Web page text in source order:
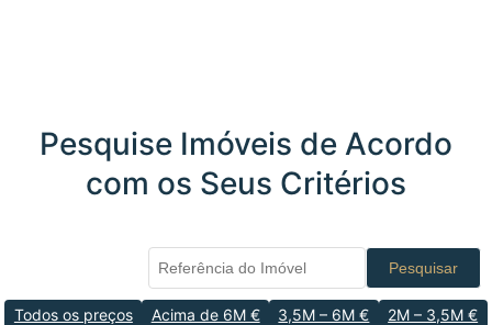
Pesquise Imóveis de Acordo
com os Seus Critérios
Pesquisar
Todos os preços Acima de 6M € 3,5M – 6M €
2M – 3,5M €